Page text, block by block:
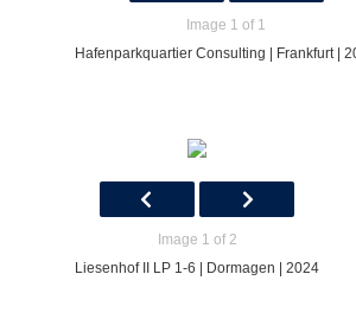
Image 1 of 1
Hafenparkquartier Consulting | Frankfurt |
Image 1 of 2
Liesenhof II LP 1-6 | Dormagen | 2024